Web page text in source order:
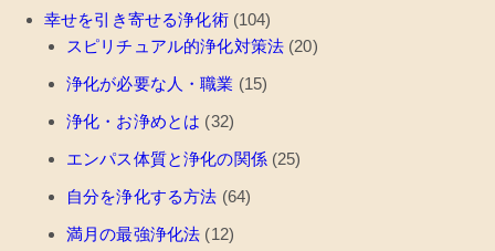
幸せを引き寄せる浄化術(104)
スピリチュアル的浄化対策法(20)
浄化が必要な人・職業 (15)
浄化・お浄めとは (32)
エンパス体質と浄化の関係(25)
自分を浄化する方法 (64)
満月の最強浄化法 (12)